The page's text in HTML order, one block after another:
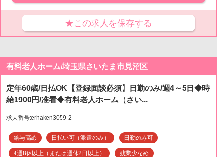
★この求人を保存する
有料老人ホーム/埼玉県さいたま市見沼区
定年60歳/日払OK【登録面談必須】日勤のみ/週4～5日◆時
給1900円/准看◆有料老人ホーム（さい...
求人番号:erhaken3059-2
給与高め 日払い可（派遣のみ） 日勤のみ可
4週8休以上（または週休2日以上） 残業少なめ